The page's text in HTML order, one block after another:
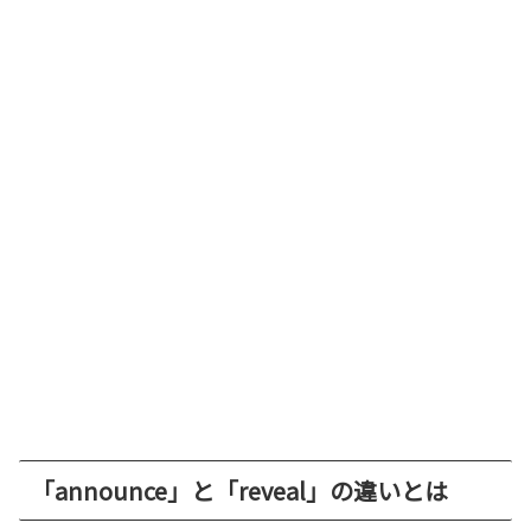
「announce」と「reveal」の違いとは